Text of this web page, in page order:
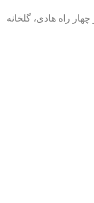
راه هادی، گلخانه